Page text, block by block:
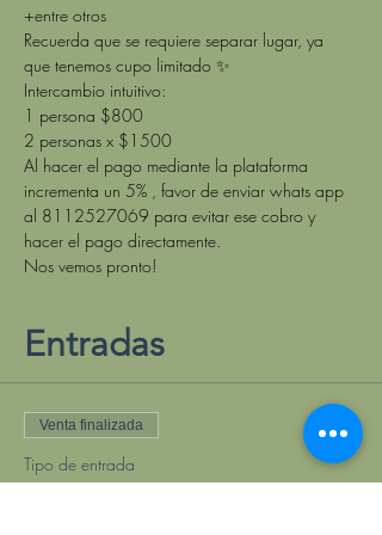
+entre otros
Recuerda que se requiere separar lugar, ya
que tenemos cupo limitado ✨
Intercambio intuitivo:
1 persona $800
2 personas x $1500
Al hacer el pago mediante la plataforma
incrementa un 5% , favor de enviar whats app
al 8112527069 para evitar ese cobro y
hacer el pago directamente.
Nos vemos pronto!
Entradas
Venta finalizada
Tipo de entrada